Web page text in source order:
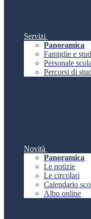
Servizi
Panoramica
Famiglie e
Personale
Percorsi di
Novità
Panoramica
Le notizie
Le circolari
Calendario
Albo online